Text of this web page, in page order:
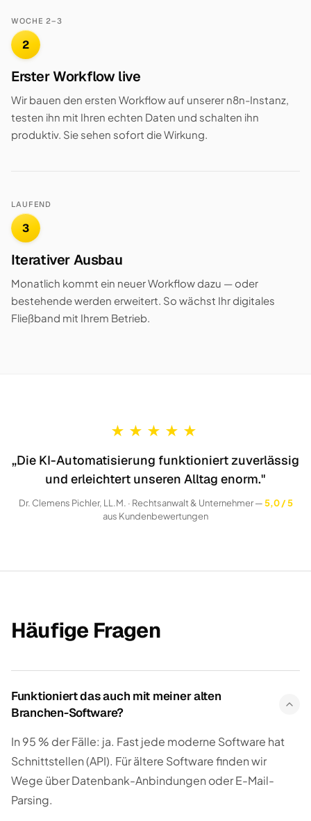
WOCHE 2–3
2
Erster Workflow live
Wir bauen den ersten Workflow auf unserer n8n-Instanz,
testen ihn mit Ihren echten Daten und schalten ihn
produktiv. Sie sehen sofort die Wirkung.
LAUFEND
3
Iterativer Ausbau
Monatlich kommt ein neuer Workflow dazu — oder
bestehende werden erweitert. So wächst Ihr digitales
Fließband mit Ihrem Betrieb.
★ ★ ★ ★ ★
„Die KI-Automatisierung funktioniert zuverlässig
und erleichtert unseren Alltag enorm."
Dr. Clemens Pichler, LL.M. · Rechtsanwalt & Unternehmer —5,0 / 5
aus Kundenbewertungen
Häufige Fragen
Funktioniert das auch mit meiner alten
Branchen-Software?
In 95 % der Fälle: ja. Fast jede moderne Software hat
Schnittstellen (API). Für ältere Software finden wir
Wege über Datenbank-Anbindungen oder E-Mail-
Parsing.